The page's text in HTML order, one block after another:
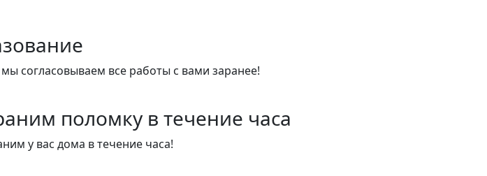
согласовываем все работы с вами заранее!
поломку в течение часа
у вас дома в течение часа!